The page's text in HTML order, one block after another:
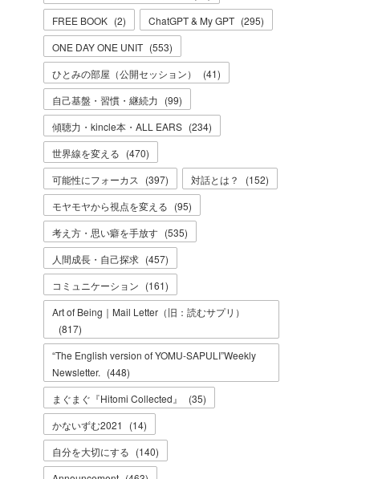
FREE BOOK (2) ChatGPT & My GPT (295)
ONE DAY ONE UNIT (553)
ひとみの部屋（公開セッション）
(41)
自己基盤・習慣・継続力 (99)
傾聴力・kincle本・ALL EARS (234)
世界線を変える (470)
可能性にフォーカス
(397) 対話とは？ (152)
モヤモヤから視点を変える (95)
考え方・思い癖を手放す (535)
人間成長・自己探求 (457)
コミュニケーション (161)
Art of Being｜Mail Letter（旧：読むサプリ）
(817)
“The English version of YOMU-SAPULI”Weekly
Newsletter. (448)
まぐまぐ『Hitomi Collected』
(35)
かないずむ2021
(14)
自分を大切にする (140)